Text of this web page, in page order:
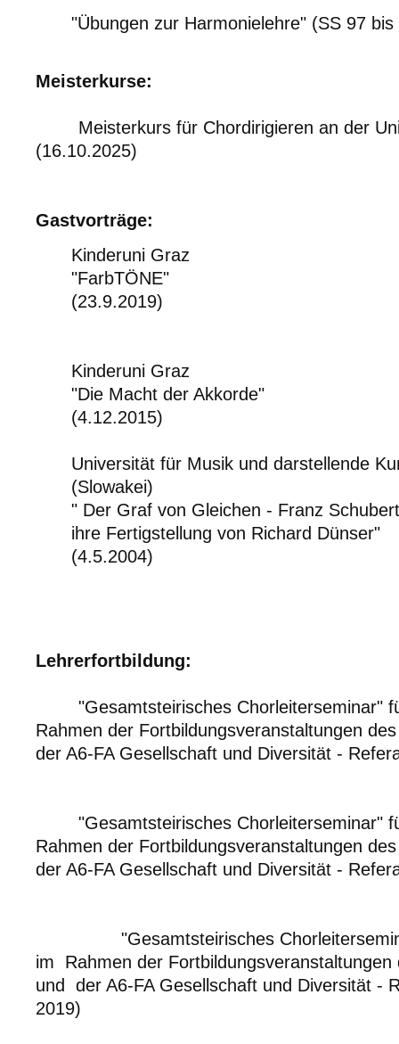
"Übungen zur Harmonielehre" (SS 97 bis
Meisterkurse:
Meisterkurs für Chordirigieren an der
(16.10.2025)
Gastvorträge:
Kinderuni Graz
"FarbTÖNE"
(23.9.2019)
Kinderuni Graz
"Die Macht der Akkorde"
(4.12.2015)
Universität für Musik und darstellende
(Slowakei)
" Der Graf von Gleichen - Franz
ihre Fertigstellung von Richard Dünser"
(4.5.2004)
Lehrerfortbildung:
"Gesamtsteirisches Chorleiterseminar"
Rahmen der Fortbildungsveranstaltungen
der A6-FA Gesellschaft und Diversität -
"Gesamtsteirisches Chorleiterseminar"
Rahmen der Fortbildungsveranstaltungen
der A6-FA Gesellschaft und Diversität -
"Gesamtsteirisches
im Rahmen der
und der A6-FA Gesellschaft und Diversität -
2019)